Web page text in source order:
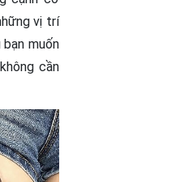
vị trí
muốn
cần